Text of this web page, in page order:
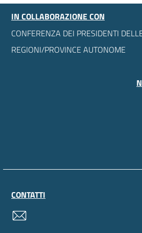
IN COLLABORAZIONE CON
CONFERENZA DEI PRESIDENTI
REGIONI/PROVINCE AUTONOME
CONTATTI